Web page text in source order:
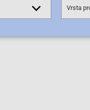
Vrsta